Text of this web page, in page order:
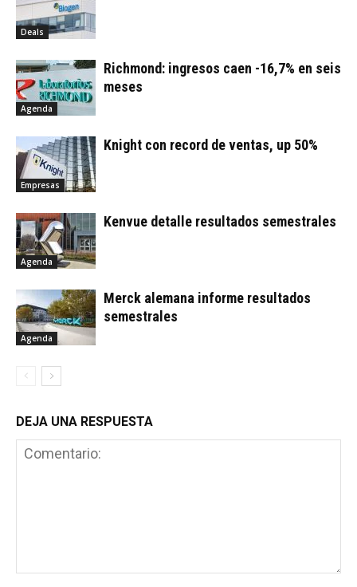
Deals
Agenda
Richmond: ingresos caen -16,7% en seis
meses
Empresas
Knight con record de ventas, up 50%
Agenda
Kenvue detalle resultados semestrales
Agenda
Merck alemana informe resultados
semestrales
DEJA UNA RESPUESTA